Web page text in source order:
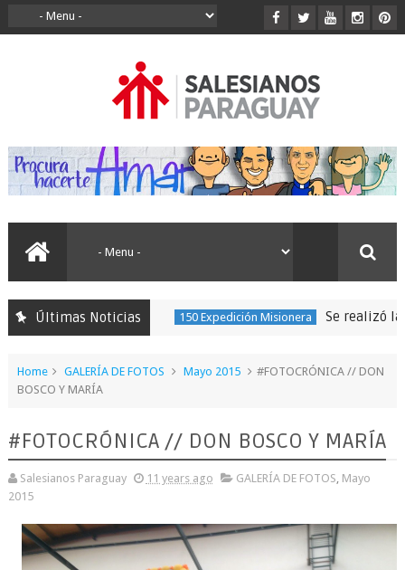
Últimas Noticias 150 Expedición Misionera Se realizó la
Home GALERÍA DE FOTOS Mayo 2015
#FOTOCRÓNICA // DON
BOSCO Y MARÍA
#FOTOCRÓNICA // DON BOSCO Y MARÍA
Salesianos Paraguay 11 years ago GALERÍA DE FOTOS Mayo
2015